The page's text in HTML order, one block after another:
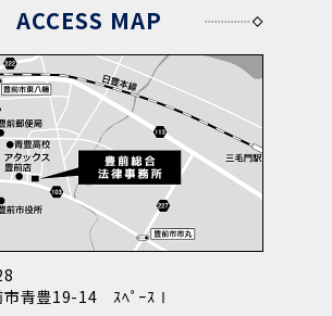
日 午後19時～
所弁護士所属の委員会事業！２０２
日（火）１９時～「聞いてない？！
づくり」＠中津文化会館大ホールを
日
太郎
ACCESS MAP
市青豊19-14 ｽﾍﾟｰｽⅠ